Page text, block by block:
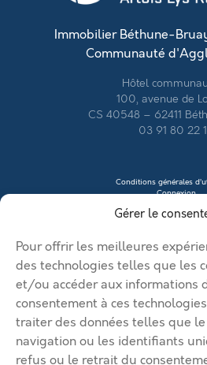
Gérer le
Pour offrir les meilleures
des technologies telles que les
et/ou accéder aux informations
consentement à ces
traiter des données telles que
navigation ou les identifiants
refus ou le retrait du
Immobilier Béthune-
Communauté
Hôtel
100, avenue de
CS 40548 – 62411
03 91 80 22
Conditions générales
Connexion
Créer mon profil
Mentions légales
Modifier mon
Mon compte
Nous contacter
© 2026 Immobilier Béthune Bruay.
Vos solutions d’implantation dans